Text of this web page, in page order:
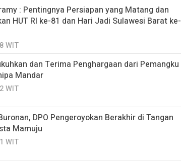
: Pentingnya Persiapan yang Matang dan
HUT RI ke-81 dan Hari Jadi Sulawesi Barat ke-
WIT
dan Terima Penghargaan dari Pemangku
Mandar
WIT
DPO Pengeroyokan Berakhir di Tangan
Mamuju
WIT